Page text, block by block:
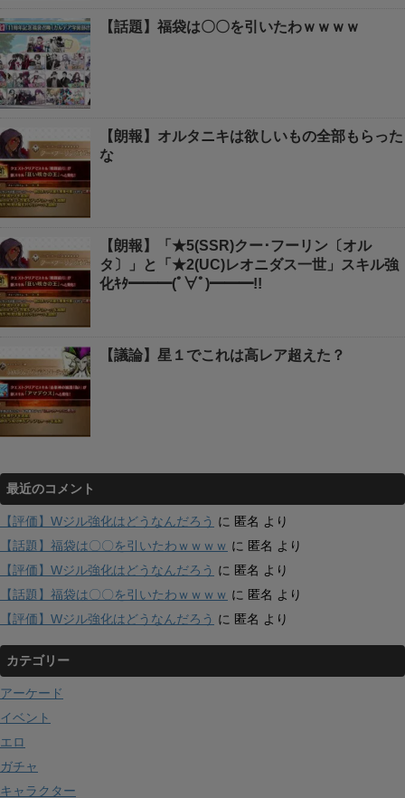
【話題】福袋は〇〇を引いたわｗｗｗｗ
【朗報】オルタニキは欲しいもの全部もらった
な
【朗報】「★5(SSR)クー･フーリン〔オル
タ〕」と「★2(UC)レオニダス一世」スキル強
化ｷﾀ━━━(ﾟ∀ﾟ)━━━!!
【議論】星１でこれは高レア超えた？
最近のコメント
【評価】Wジル強化はどうなんだろう に 匿名 より
【話題】福袋は〇〇を引いたわｗｗｗｗ に 匿名 より
【評価】Wジル強化はどうなんだろう に 匿名 より
【話題】福袋は〇〇を引いたわｗｗｗｗ に 匿名 より
【評価】Wジル強化はどうなんだろう に 匿名 より
カテゴリー
アーケード
イベント
エロ
ガチャ
キャラクター